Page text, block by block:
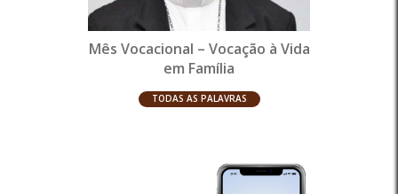
Mês Vocacional – Vocação à Vida
em Família
TODAS AS PALAVRAS